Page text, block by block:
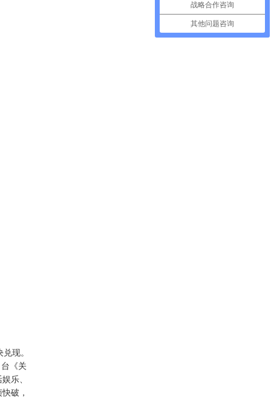
现。
《关
乐、
破，
战略合作咨询
其他问题咨询